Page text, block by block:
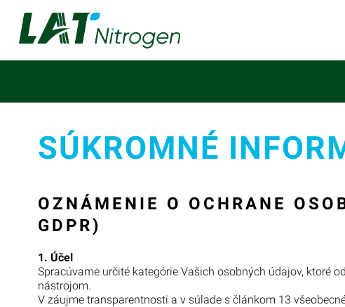
SÚKROMNÉ
OZNÁMENIE O OCHRANE
GDPR)
1. Účel
Spracúvame určité kategórie Vašich osobných údajov, ktoré
nástrojom.
V záujme transparentnosti a v súlade s článkom 13